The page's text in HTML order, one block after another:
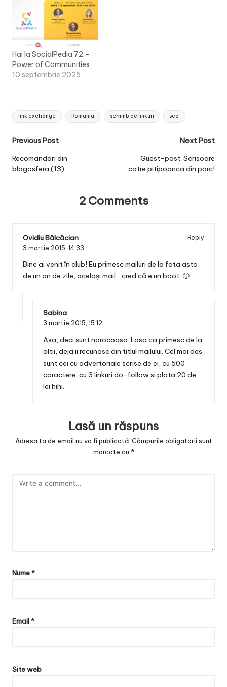
Hai la SocialPedia 72 –
Power of Communities
10 septembrie 2025
Tags:
link exchange Romania schimb de linkuri seo
Post
navigation
Previous Post
Recomandari din
blogosfera (13)
Next Post
Guest-post: Scrisoare
catre pitipoanca din parc!
2 Comments
Ovidiu Bălcăcian
Reply
3 martie 2015, 14:33
Bine ai venit în club! Eu primesc mailuri de la fata asta
de un an de zile, același mail… cred că e un boot. 🙂
Sabina
3 martie 2015, 15:12
Asa, deci sunt norocoasa. Lasa ca primesc de la
altii, deja ii recunosc din titlul mailului. Cel mai des
sunt cei cu advertoriale scrise de ei, cu 500
caractere, cu 3 linkuri do-follow si plata 20 de
lei hihi.
Lasă un răspuns
Adresa ta de email nu va fi publicată. Câmpurile obligatorii sunt
marcate cu *
Nume*
Email*
Site web